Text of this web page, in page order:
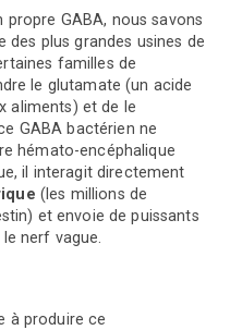
propre GABA, nous savons
plus grandes usines de
familles de
le glutamate (un acide
aliments) et de le
GABA bactérien ne
hémato-encéphalique
il interagit directement
(les millions de
et envoie de puissants
nerf vague.
à produire ce